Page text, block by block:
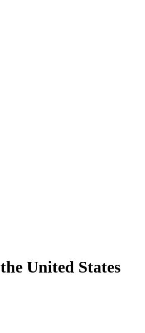
the United States